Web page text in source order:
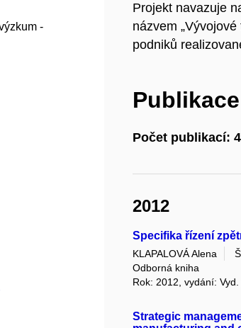
-
Projekt navazuje
názvem
podniků
Publikace
Počet publikací:
2012
Specifika řízení
KLAPALOVÁ Alena
Odborná kniha
Rok: 2012, vydání:
Strategic